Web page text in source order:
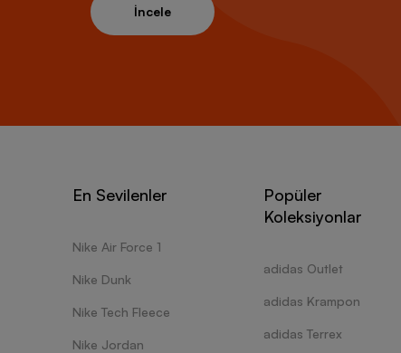
İncele
En Sevilenler
Nike Air Force 1
Nike Dunk
Nike Tech Fleece
Nike Jordan
Popüler
Koleksiyonlar
adidas Outlet
adidas Krampon
adidas Terrex